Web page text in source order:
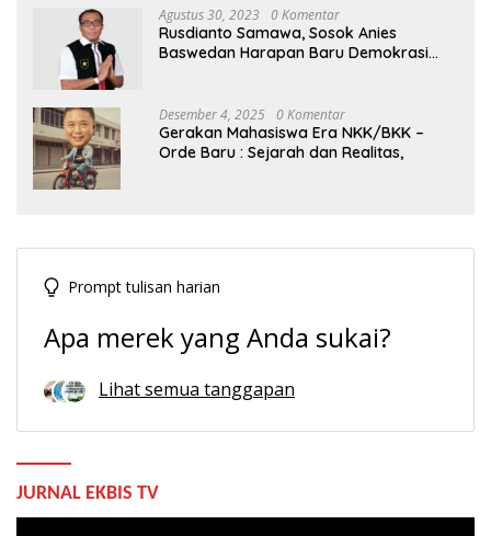
Agustus 30, 2023 0 Komentar
Rusdianto Samawa, Sosok Anies
Baswedan Harapan Baru Demokrasi
Desember 4, 2025 0 Komentar
Gerakan Mahasiswa Era NKK/BKK –
Orde Baru : Sejarah dan Realitas,
Prompt tulisan harian
Apa merek yang Anda sukai?
Lihat semua tanggapan
JURNAL EKBIS TV